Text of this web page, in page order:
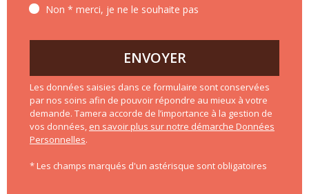
Non * merci, je ne le souhaite pas
ENVOYER
Les données saisies dans ce formulaire sont conservées
par nos soins afin de pouvoir répondre au mieux à votre
demande. Tamera accorde de l’importance à la gestion de
vos données, en savoir plus sur notre démarche Données
Personnelles.
* Les champs marqués d'un astérisque sont obligatoires